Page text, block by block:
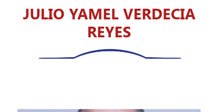
JULIO YAMEL VERDECIA
REYES